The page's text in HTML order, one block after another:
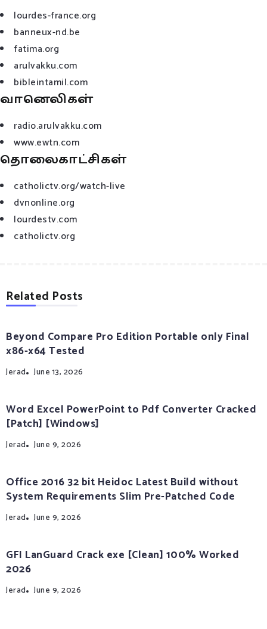
lourdes-france.org
banneux-nd.be
fatima.org
arulvakku.com
bibleintamil.com
வானெலிகள்
radio.arulvakku.com
www.ewtn.com
தொலைகாட்சிகள்
catholictv.org/watch-live
dvnonline.org
lourdestv.com
catholictv.org
Related Posts
Beyond Compare Pro Edition Portable only Final
x86-x64 Tested
Jerad June 13, 2026
Word Excel PowerPoint to Pdf Converter Cracked
[Patch] [Windows]
Jerad June 9, 2026
Office 2016 32 bit Heidoc Latest Build without
System Requirements Slim Pre-Patched Code
Jerad June 9, 2026
GFI LanGuard Crack exe [Clean] 100% Worked
2026
Jerad June 9, 2026